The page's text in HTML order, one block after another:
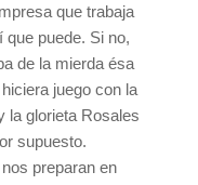
que trabaja
que puede. Si no,
de la mierda ésa
juego con la
la glorieta Rosales
supuesto.
preparan en